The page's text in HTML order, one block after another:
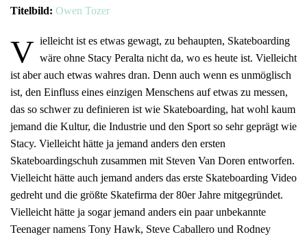
Titelbild: Owen Tozer
V ielleicht ist es etwas gewagt, zu behaupten, Skateboarding
wäre ohne Stacy Peralta nicht da, wo es heute ist. Vielleicht
ist aber auch etwas wahres dran. Denn auch wenn es unmöglisch
ist, den Einfluss eines einzigen Menschens auf etwas zu messen,
das so schwer zu definieren ist wie Skateboarding, hat wohl kaum
jemand die Kultur, die Industrie und den Sport so sehr geprägt wie
Stacy. Vielleicht hätte ja jemand anders den ersten
Skateboardingschuh zusammen mit Steven Van Doren entworfen.
Vielleicht hätte auch jemand anders das erste Skateboarding Video
gedreht und die größte Skatefirma der 80er Jahre mitgegründet.
Vielleicht hätte ja sogar jemand anders ein paar unbekannte
Teenager namens Tony Hawk, Steve Caballero und Rodney